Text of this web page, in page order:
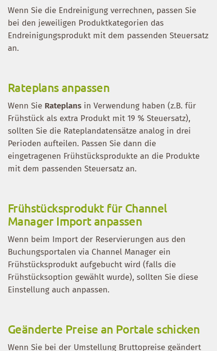
Wenn Sie die Endreinigung verrechnen, passen Sie
bei den jeweiligen Produktkategorien das
Endreinigungsprodukt mit dem passenden Steuersatz
an.
Rateplans anpassen
Wenn Sie Rateplans in Verwendung haben (z.B. für
Frühstück als extra Produkt mit 19 % Steuersatz),
sollten Sie die Rateplandatensätze analog in drei
Perioden aufteilen. Passen Sie dann die
eingetragenen Frühstücksprodukte an die Produkte
mit dem passenden Steuersatz an.
Frühstücksprodukt für Channel
Manager Import anpassen
Wenn beim Import der Reservierungen aus den
Buchungsportalen via Channel Manager ein
Frühstücksprodukt aufgebucht wird (falls die
Frühstücksoption gewählt wurde), sollten Sie diese
Einstellung auch anpassen.
Geänderte Preise an Portale schicken
Wenn Sie bei der Umstellung Bruttopreise geändert